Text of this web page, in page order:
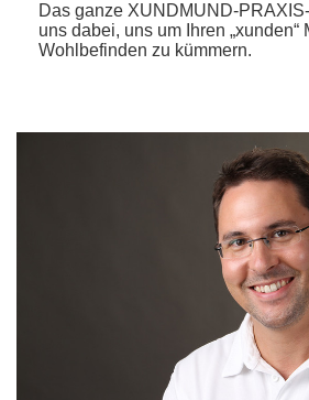
Das ganze XUNDMUND-
uns dabei, uns um Ihren „xunden“
Wohlbefinden zu kümmern.